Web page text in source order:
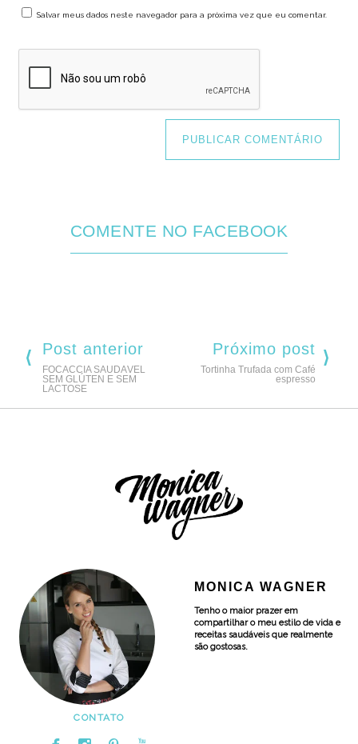
Salvar meus dados neste navegador para a próxima vez que eu comentar.
COMENTE NO FACEBOOK
Post anterior
FOCACCIA SAUDÁVEL
SEM GLÚTEN E SEM
LACTOSE
Próximo post
Tortinha Trufada com Café
espresso
MONICA WAGNER
Tenho o maior prazer em
compartilhar o meu estilo de vida e
receitas saudáveis que realmente
são gostosas.
CONTATO